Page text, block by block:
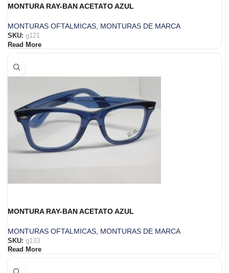
MONTURA RAY-BAN ACETATO AZUL
MONTURAS OFTALMICAS, MONTURAS DE MARCA
SKU: g121
Read More
MONTURA RAY-BAN ACETATO AZUL
MONTURAS OFTALMICAS MONTURAS DE MARCA
SKU: g133
Read More